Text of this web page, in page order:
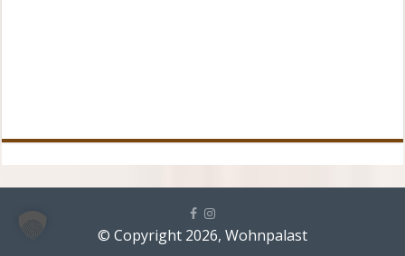
© Copyright 2026, Wohnpalast